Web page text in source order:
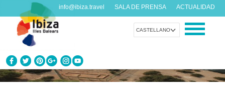
CASTELLANO
info@ibiza.travel SALA DE PRENSA ACTUALIDAD
CONOCE IBIZA